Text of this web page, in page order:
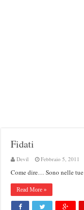
Fidati
Devil Febbraio 5, 2011
Come dire… Sono nelle
Read More »